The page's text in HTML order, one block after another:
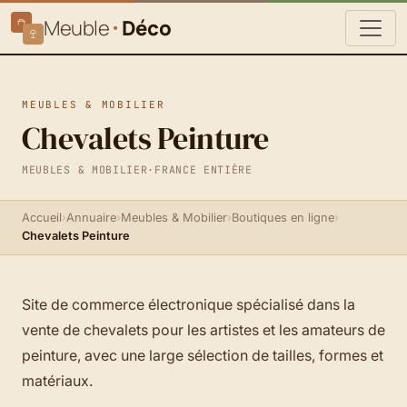
Meuble Déco
MEUBLES & MOBILIER
Chevalets Peinture
MEUBLES & MOBILIER · FRANCE ENTIÈRE
Accueil›Annuaire›Meubles & Mobilier›Boutiques en ligne›
Chevalets Peinture
Site de commerce électronique spécialisé dans la
vente de chevalets pour les artistes et les amateurs de
peinture, avec une large sélection de tailles, formes et
matériaux.